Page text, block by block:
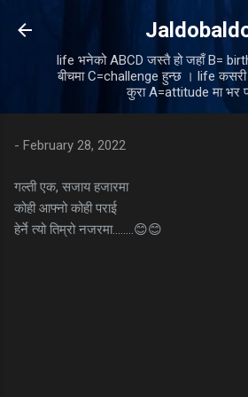
Skip to main
life भनेको ABCD जस्तै हो जहाँ B=
बीचमा C=challenge हुन्छ । life कसरी
कुरा A=attitude मा भर
- February 28, 2022
गल्ती एक, सजाय हजारमा
कोही आफ्नो कोही पराई
हेर्ने त्यो तिम्रो नजरमा........😊😊